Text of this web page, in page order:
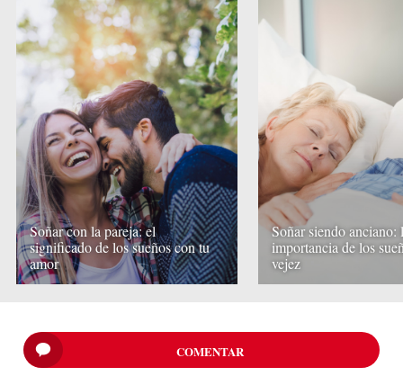
Soñar con la pareja: el
significado de los sueños con tu
amor
Soñar siendo anciano:
importancia de los
vejez
COMENTAR